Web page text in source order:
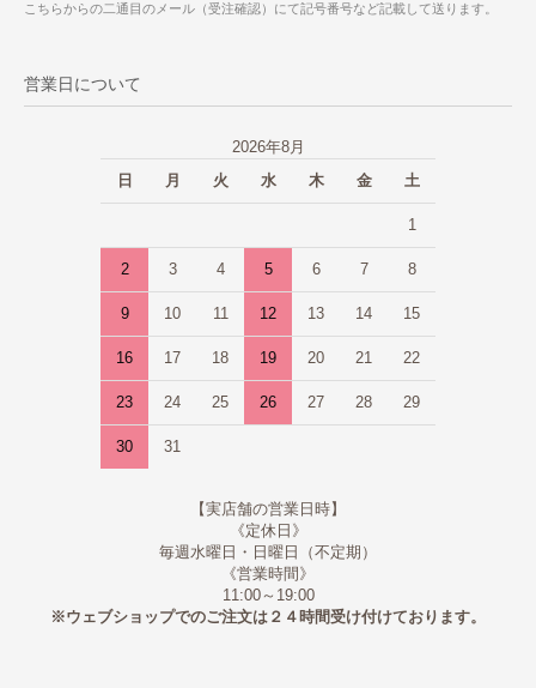
こちらからの二通目のメール（受注確認）にて記号番号など記載して送ります。
営業日について
2026年8月
日
月 火 水 木 金 土
1
2 3 4 5 6 7 8
9 10 11 12 13 14 15
16 17 18 19 20 21 22
23 24 25 26 27 28 29
30 31
【実店舗の営業日時】
《定休日》
毎週水曜日・日曜日（不定期）
《営業時間》
11:00～19:00
※ウェブショップでのご注文は２４時間受け付けております。